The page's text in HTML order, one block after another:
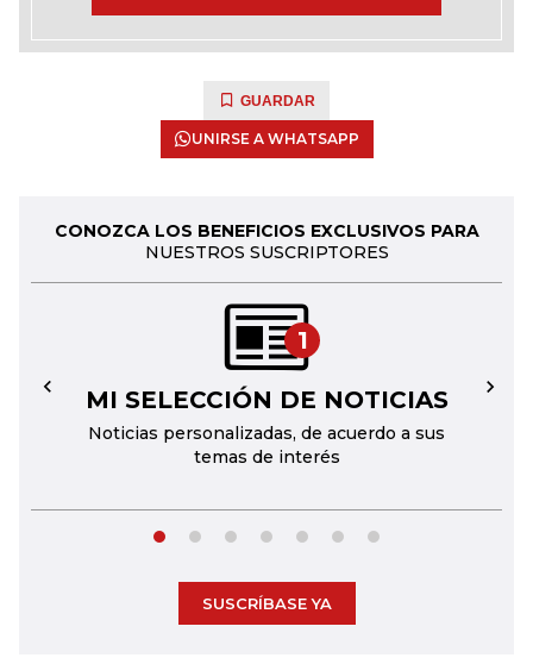
GUARDAR
UNIRSE A WHATSAPP
CONOZCA LOS BENEFICIOS EXCLUSIVOS PARA
NUESTROS SUSCRIPTORES
1
MI SELECCIÓN DE NOTICIAS
Noticias personalizadas, de acuerdo a sus
temas de interés
← →
SUSCRÍBASE YA